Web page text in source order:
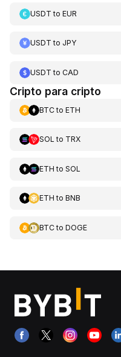
USDT to EUR
USDT to JPY
USDT to CAD
Cripto para cripto
BTCto ETH
SOL to TRX
ETH to SOL
ETH to BNB
BTCto DOGE